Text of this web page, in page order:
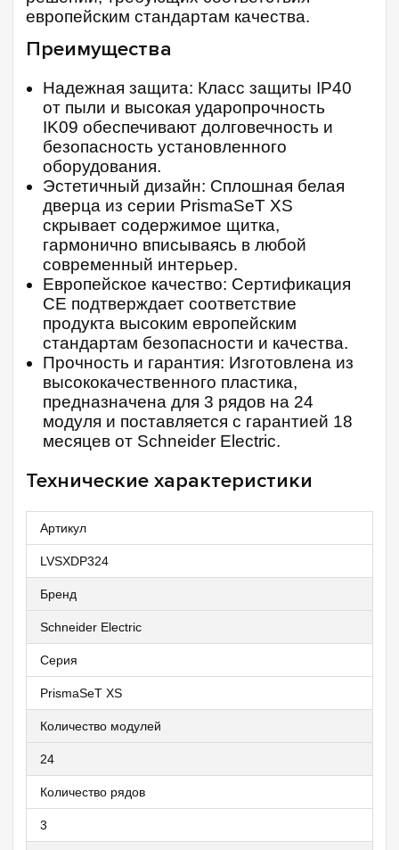
европейским стандартам качества.
Преимущества
Надежная защита: Класс защиты IP40
от пыли и высокая ударопрочность
IK09 обеспечивают долговечность и
безопасность установленного
оборудования.
Эстетичный дизайн: Сплошная белая
дверца из серии PrismaSeT XS
скрывает содержимое щитка,
гармонично вписываясь в любой
современный интерьер.
Европейское качество: Сертификация
CE подтверждает соответствие
продукта высоким европейским
стандартам безопасности и качества.
Прочность и гарантия: Изготовлена из
высококачественного пластика,
предназначена для 3 рядов на 24
модуля и поставляется с гарантией 18
месяцев от Schneider Electric.
Технические характеристики
Артикул
LVSXDP324
Бренд
Schneider Electric
Серия
PrismaSeT XS
Количество модулей
24
Количество рядов
3